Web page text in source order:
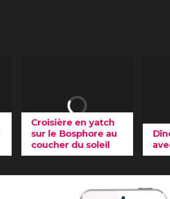
Croisière en yatch
sur le Bosphore au
coucher du soleil
romantique à Istanbul